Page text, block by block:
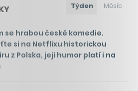
Týden Měsíc
se hrabou české komedie.
si na Netflixu historickou
z Polska, její humor platí i na